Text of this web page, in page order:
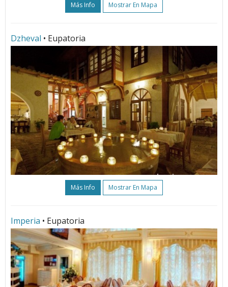
Más Info Mostrar En Mapa
Dzheval • Eupatoria
Más Info Mostrar En Mapa
Imperia • Eupatoria